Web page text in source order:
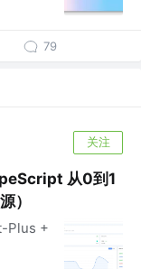
79
关注
从0到1
）
Plus +